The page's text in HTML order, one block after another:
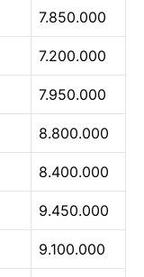
7.850.000
7.200.000
7.950.000
8.800.000
8.400.000
9.450.000
9.100.000